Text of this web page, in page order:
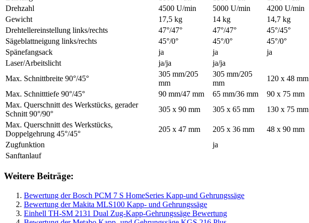
Drehzahl
4500 U/min 5000 U/min 4200 U/min
Gewicht
17,5 kg 14 kg 14,7 kg
Drehtellereinstellung links/rechts
47°/47° 47°/47° 45°/45°
Sägeblattneigung links/rechts
45°/0° 45°/0° 45°/0°
Spänefangsack
ja ja ja
Laser/Arbeitslicht
ja/ja ja/ja
Max. Schnittbreite 90°/45°
305 mm/205
mm
305 mm/205
mm
120 x 48 mm
Max. Schnitttiefe 90°/45°
90 mm/47 mm 65 mm/36 mm 90 x 75 mm
Max. Querschnitt des Werkstücks, gerader
Schnitt 90°/90°
305 x 90 mm 305 x 65 mm 130 x 75 mm
Max. Querschnitt des Werkstücks,
Doppelgehrung 45°/45°
205 x 47 mm 205 x 36 mm 48 x 90 mm
Zugfunktion
ja
Sanftanlauf
Weitere Beiträge:
Bewertung der Bosch PCM 7 S HomeSeries Kapp-und Gehrungssäge
Bewertung der Makita MLS100 Kapp- und Gehrungssäge
Einhell TH-SM 2131 Dual Zug-Kapp-Gehrungssäge Bewertung